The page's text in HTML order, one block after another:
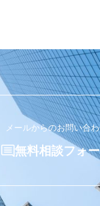
メールからのお問い合
無料相談フォ